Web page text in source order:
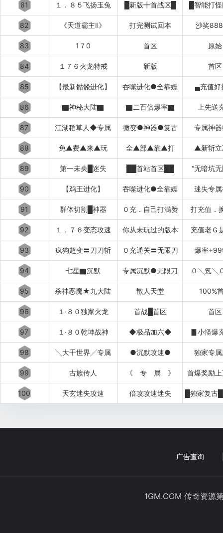
81 １．８５飞扬玉兔 █新版╋首战区█ █智能打
82 《天道霸主Ⅱ》 打完测试回本 沙奖
83 1７0 首区 原始
84 １７６火龙特戒 新版 首区
85 【最新骷髅进化】 吞噬进化●全靠嫖 ▄充值好
86 ▇神秘大陆▇ ▇二百倍爆率▇ 上先送
87 江湖稻草人◆专属 微变●神器●复古 专属神
88 免▲费▲来▲玩 全▲部▲靠▲打 ▲新斩
89 第一未央█迷失 ██首站首区██ “无暗坑
90 【鸡王进化】 吞噬进化●全靠嫖 迷失专
91 群体切割█神器 ０充．自己打满赞 打充值．
92 １．７６变态攻速 你从未玩过的版本 充值老Ｇ
93 疯狗超变〓刀刀斩 ０充通关〓无限刀 爆率
94 七星▇沉默 专属沉默●无限刀 ０╲氪╲
95 杀神恶魔★九大陆 散人天堂 100%
96 １·８０独家火龙 首战█首区 首区
97 １·８０乾坤战神 ◆极品加六◆ ▊小怪爆
98 ╲大千世界╱专属 ●沉默攻速● 独家专
99 古族传人 《 专 属 》 首爆奖励
100 天玄迷失攻速 倍攻攻速迷失
广告查询
1GM.COM 传奇资源